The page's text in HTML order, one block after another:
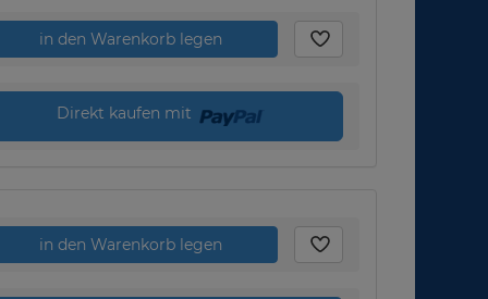
in den Warenkorb legen
Direkt kaufen mit
in den Warenkorb legen